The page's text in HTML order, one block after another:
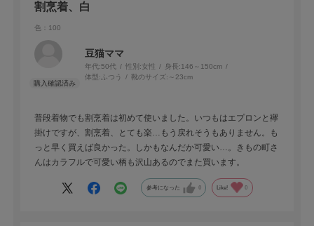
割烹着、白
色：100
豆猫ママ
年代:50代 性別:女性 身長:146～150cm
体型:ふつう 靴のサイズ: ～23cm
普段着物でも割烹着は初めて使いました。いつもはエプロンと襷
掛けですが、割烹着、とても楽…もう戻れそうもありません。も
っと早く買えば良かった。しかもなんだか可愛い…。きもの町さ
んはカラフルで可愛い柄も沢山あるのでまた買います。
参考になった 0 Like! 0